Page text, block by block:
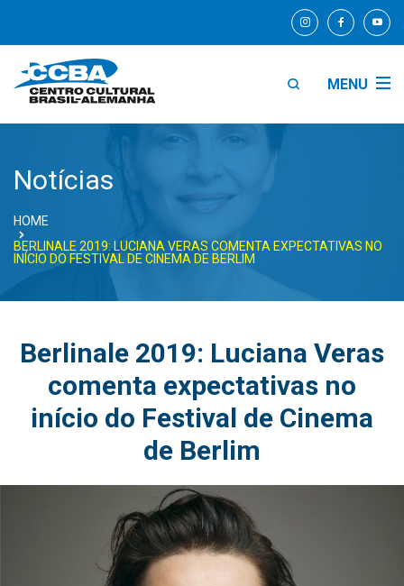
MENU
Notícias
HOME
BERLINALE 2019: LUCIANA VERAS COMENTA EXPECTATIVAS NO
INÍCIO DO FESTIVAL DE CINEMA DE BERLIM
Berlinale 2019: Luciana Veras
comenta expectativas no
início do Festival de Cinema
de Berlim